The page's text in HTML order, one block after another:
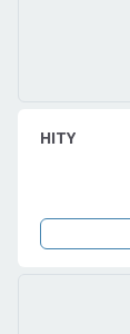
HITY